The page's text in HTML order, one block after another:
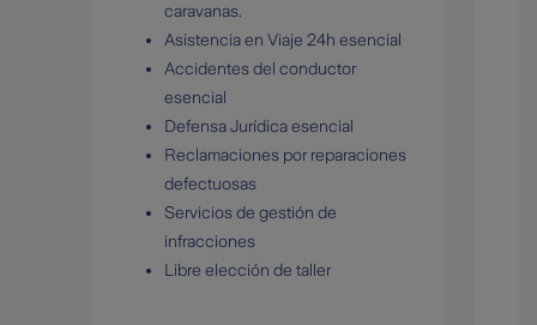
caravanas.
Asistencia en Viaje 24h esencial
Accidentes del conductor
esencial
Defensa Jurídica esencial
Reclamaciones por reparaciones
defectuosas
Servicios de gestión de
infracciones
Libre elección de taller